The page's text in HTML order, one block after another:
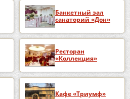
Банкетный зал
санаторий «Дон»
Ресторан
«Коллекция»
Кафе «Триумф»